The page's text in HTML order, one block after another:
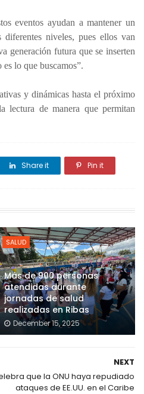
eventos ayudan a mantener un
niveles, pues ellos van
generación futura que se inserten
lo que buscamos”.
y dinámicas hasta el próximo
lectura de manera que permitan
Share it Pin it
SALUD
Más de 900 personas
atendidas durante
jornadas de salud
realizadas en Ribas
December 15, 2025
NEXT
que la ONU haya repudiado
ataques de EE.UU. en el Caribe